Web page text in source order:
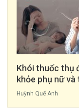
Khói thuốc thụ
khỏe phụ nữ và
Huỳnh Quế Anh